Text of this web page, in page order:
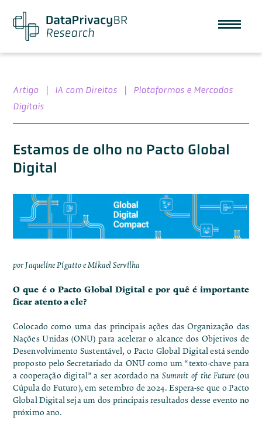
Artigo | IA com Direitos |
Plataformas e Mercados
Digitais
Estamos de olho no Pacto Global
Digital
por Jaqueline Pigatto e Mikael Servilha
O que é o Pacto Global Digital e por quê é importante
ficar atento a ele?
Colocado como uma das principais ações das Organização das
Nações Unidas (ONU) para acelerar o alcance dos Objetivos de
Desenvolvimento Sustentável, o Pacto Global Digital está sendo
proposto pelo Secretariado da ONU como um “texto-chave para
a cooperação digital” a ser acordado na Summit of the Future (ou
Cúpula do Futuro), em setembro de 2024. Espera-se que o Pacto
Global Digital seja um dos principais resultados desse evento no
próximo ano.